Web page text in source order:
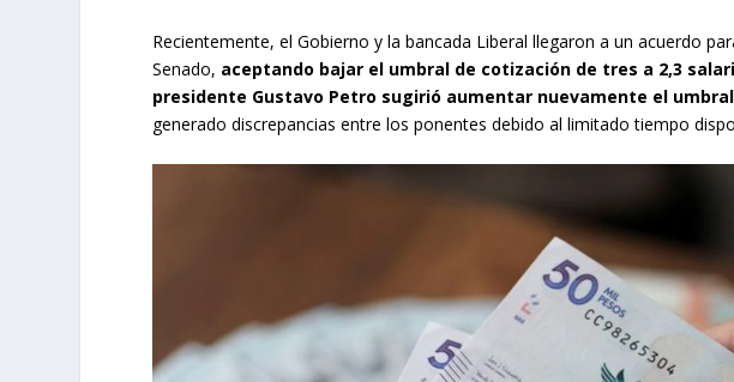
Recientemente, el Gobierno y la bancada Liberal llegaron a un acuerdo
Senado, aceptando bajar el umbral de cotización de tres a 2,3
presidente Gustavo Petro sugirió aumentar nuevamente el
generado discrepancias entre los ponentes debido al limitado tiempo